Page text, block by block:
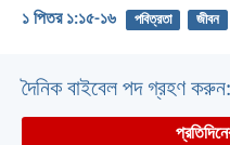
১ পিতর ১:১৫-১৬ পবিত্রতা জীবন
দৈনিক বাইবেল পদ গ্রহণ করুন: